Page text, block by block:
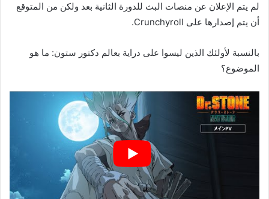
لم يتم الإعلان عن منصات البث للدورة الثانية بعد ولكن من المتوقع
أن يتم إصدارها على Crunchyroll.
بالنسبة لأولئك الذين ليسوا على دراية بعالم دكتور ستون: ما هو
الموضوع؟